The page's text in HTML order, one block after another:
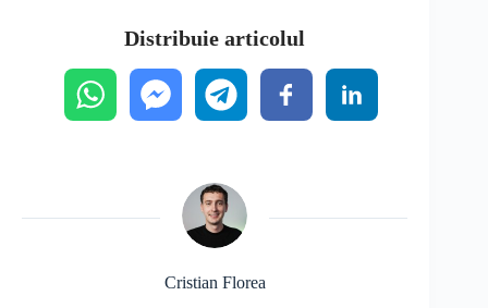
Distribuie articolul
Cristian Florea